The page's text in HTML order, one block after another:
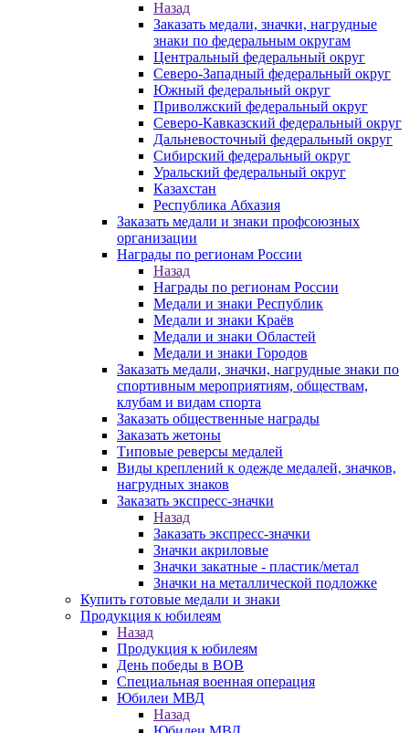
Назад
Заказать медали, значки, нагрудные
знаки по федеральным округам
Центральный федеральный округ
Северо-Западный федеральный округ
Южный федеральный округ
Приволжский федеральный округ
Северо-Кавказский федеральный округ
Дальневосточный федеральный округ
Сибирский федеральный округ
Уральский федеральный округ
Казахстан
Республика Абхазия
Заказать медали и знаки профсоюзных
организации
Награды по регионам России
Назад
Награды по регионам России
Медали и знаки Республик
Медали и знаки Краёв
Медали и знаки Областей
Медали и знаки Городов
Заказать медали, значки, нагрудные знаки по
спортивным мероприятиям, обществам,
клубам и видам спорта
Заказать общественные награды
Заказать жетоны
Типовые реверсы медалей
Виды креплений к одежде медалей, значков,
нагрудных знаков
Заказать экспресс-значки
Назад
Заказать экспресс-значки
Значки акриловые
Значки закатные - пластик/метал
Значки на металлической подложке
Купить готовые медали и знаки
Продукция к юбилеям
Назад
Продукция к юбилеям
День победы в ВОВ
Специальная военная операция
Юбилеи МВД
Назад